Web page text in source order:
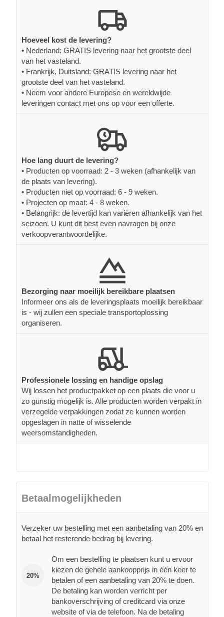
Hoeveel kost de levering?
• Nederland: GRATIS levering naar het grootste deel
van het vasteland.
• Frankrijk, Duitsland: GRATIS levering naar het
grootste deel van het vasteland.
• Neem voor andere Europese en wereldwijde
leveringen contact met ons op voor een offerte.
Hoe lang duurt de levering?
• Producten op voorraad: 2 - 3 weken (afhankelijk van
de plaats van levering).
• Producten niet op voorraad: 6 - 9 weken.
• Projecten op maat: 4 - 8 weken.
• Belangrijk: de levertijd kan variëren afhankelijk van het
seizoen. U kunt dit best even navragen bij onze
verkoopverantwoordelijke.
Bezorging naar moeilijk bereikbare plaatsen
Informeer ons als de leveringsplaats moeilijk bereikbaar
is - wij zullen een speciale transportoplossing
organiseren.
Professionele lossing en handige opslag
Wij lossen het productpakket op een plaats die voor u
zo gunstig mogelijk is. Alle producten worden verpakt in
verzegelde verpakkingen zodat ze kunnen worden
opgeslagen in natte of wisselende
weersomstandigheden.
Betaalmogelijkheden
Verzeker uw bestelling met een aanbetaling van 20% en
betaal het resterende bedrag bij levering.
20%
Om een bestelling te plaatsen kunt u ervoor
kiezen de gehele aankoopprijs in één keer te
betalen of een aanbetaling van 20% te doen.
De betaling kan worden verricht per
bankoverschrijving of creditcard via onze
website of via de telefoon. Na de betaling